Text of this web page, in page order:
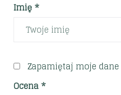
Imię *
Zapamiętaj moje
Ocena*